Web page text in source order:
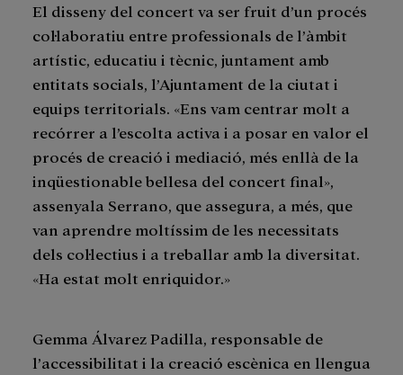
El disseny del concert va ser fruit d’un procés
col·laboratiu entre professionals de l’àmbit
artístic, educatiu i tècnic, juntament amb
entitats socials, l’Ajuntament de la ciutat i
equips territorials. «Ens vam centrar molt a
recórrer a l’escolta activa i a posar en valor el
procés de creació i mediació, més enllà de la
inqüestionable bellesa del concert final»,
assenyala Serrano, que assegura, a més, que
van aprendre moltíssim de les necessitats
dels col·lectius i a treballar amb la diversitat.
«Ha estat molt enriquidor.»
Gemma Álvarez Padilla, responsable de
l’accessibilitat i la creació escènica en llengua